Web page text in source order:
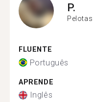
P.
Pelotas
FLUENTE
Português
APRENDE
Inglês